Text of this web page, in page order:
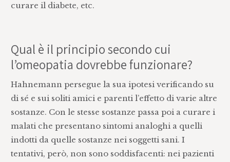
curare il diabete, etc.
Qual è il principio secondo cui
l’omeopatia dovrebbe funzionare?
Hahnemann persegue la sua ipotesi verificando su
di sé e sui soliti amici e parenti l’effetto di varie altre
sostanze. Con le stesse sostanze passa poi a curare i
malati che presentano sintomi analoghi a quelli
indotti da quelle sostanze nei soggetti sani. I
tentativi, però, non sono soddisfacenti: nei pazienti